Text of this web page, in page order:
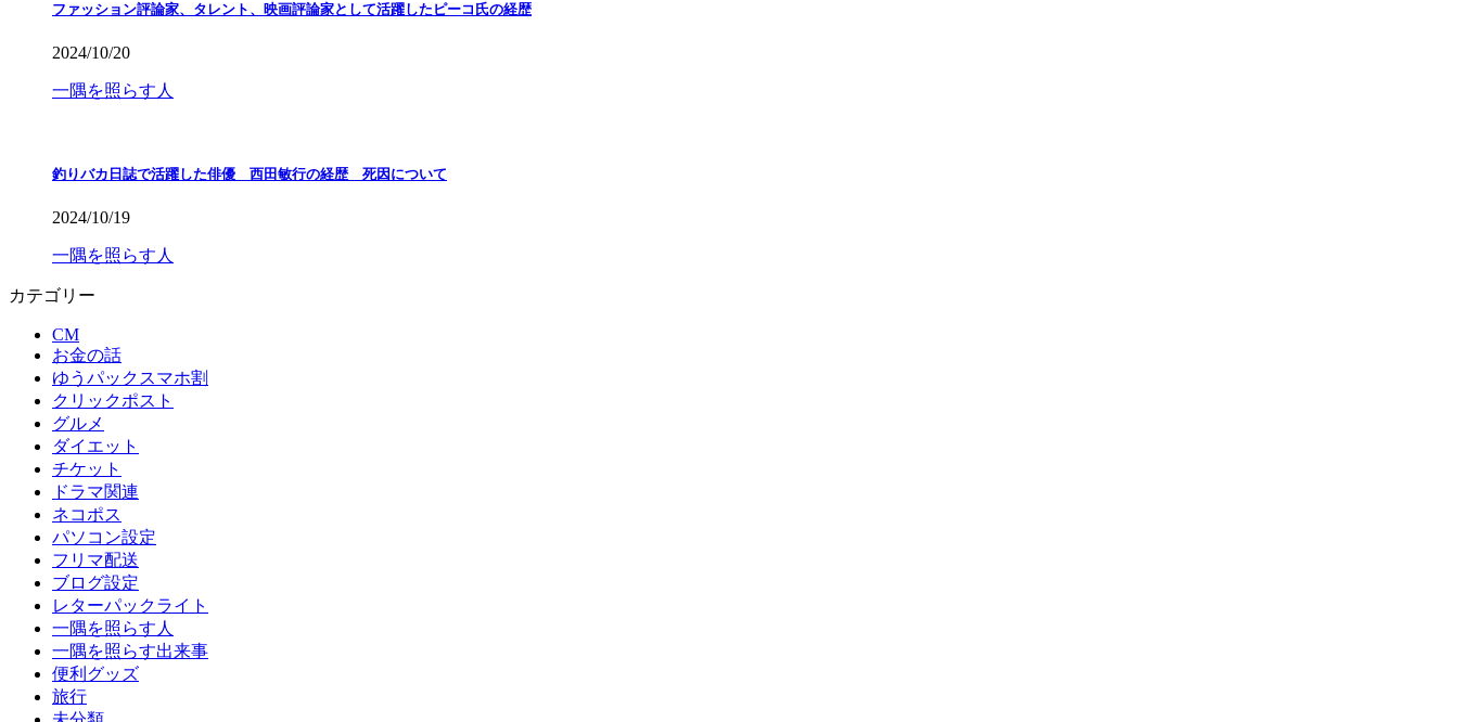
ファッション評論家、タレント、映画評論家として活躍したピーコ氏の経歴
2024/10/20
一隅を照らす人
釣りバカ日誌で活躍した俳優 西田敏行の経歴 死因について
2024/10/19
一隅を照らす人
カテゴリー
CM
お金の話
ゆうパックスマホ割
クリックポスト
グルメ
ダイエット
チケット
ドラマ関連
ネコポス
パソコン設定
フリマ配送
ブログ設定
レターパックライト
一隅を照らす人
一隅を照らす出来事
便利グッズ
旅行